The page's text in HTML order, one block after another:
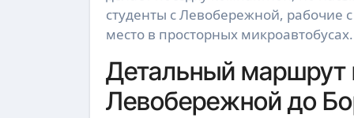
студенты с Левобережной, рабочие
место в просторных микроавтобусах.
Детальный маршрут
Левобережной до